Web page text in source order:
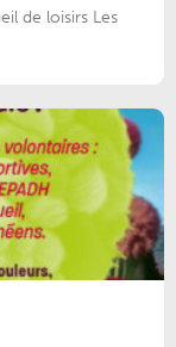
de loisirs Les